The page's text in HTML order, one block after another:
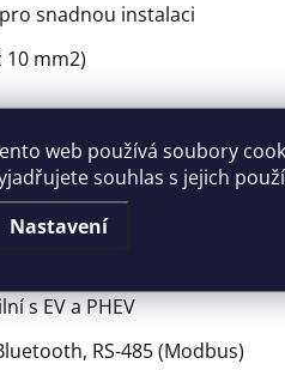
web používá soubory
souhlas s jejich
Nastavení
snadnou instalaci
10 mm2)
proti prachu a vodě
– vysoká mechanická odolnost
V
s EV a PHEV
RS-485 (Modbus)